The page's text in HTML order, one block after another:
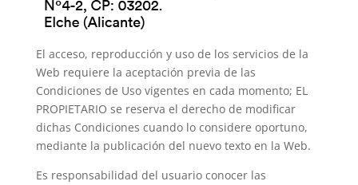
El acceso, reproducción y uso de los servicios de la
Web requiere la aceptación previa de las
Condiciones de Uso vigentes en cada momento; EL
PROPIETARIO se reserva el derecho de modificar
dichas Condiciones cuando lo considere oportuno,
mediante la publicación del nuevo texto en la Web.
Es responsabilidad del usuario conocer las